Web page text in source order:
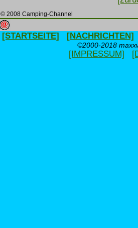
© 2008 Camping-Channel
[STARTSEITE] [NACHRICHTEN]
©2000-2018
[IMPRESSUM]